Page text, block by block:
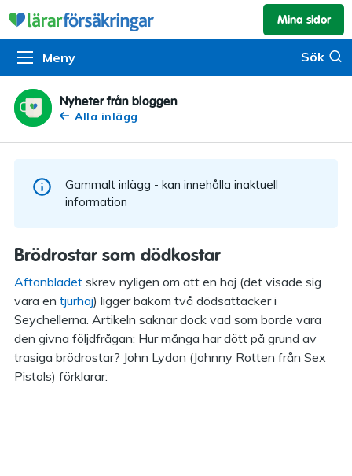
Meny Sök
Mina sidor
Barnförsäkring
Livförsäkring
Alla försäkringar
Pension & sparande
Pensionssystemet
Flytträtt
Produkter
Om vår rådgivning
Kundservice & skador
Kontakta oss
Skadeanmälan
Kalendarium
Om oss
Om Lärarförsäkringar
Organisationen
Arbeta hos oss
Tillgänglighet
Sök
Nyheter från bloggen
Alla inlägg
Gammalt inlägg - kan innehålla inaktuell
information
Brödrostar som dödkostar
Aftonbladet skrev nyligen om att en haj (det visade sig
vara en tjurhaj) ligger bakom två dödsattacker i
Seychellerna. Artikeln saknar dock vad som borde vara
den givna följdfrågan: Hur många har dött på grund av
trasiga brödrostar? John Lydon (Johnny Rotten från Sex
Pistols) förklarar: